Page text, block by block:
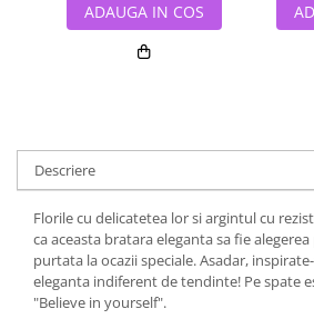
ADAUGA IN COS
Descriere
Florile cu delicatetea lor si argintul cu
ca aceasta bratara eleganta sa fie
purtata la ocazii speciale. Asadar,
eleganta indiferent de tendinte! Pe spate
"Believe in yourself".